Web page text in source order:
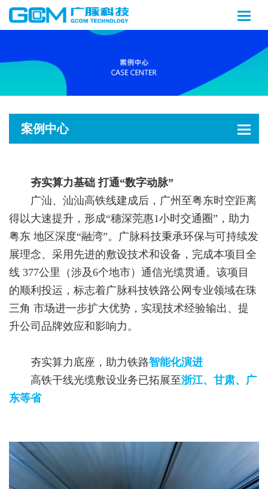
案例中心
夯实算力基础 打通“数字动脉”
广汕、汕汕高铁线建成后，广州至粤东时空距离
得以大速提升，形成“穗深莞惠1小时交通圈”，助力
粤东 地区深度“融湾”。广脉科技秉承环保与可持续发
展理念、采用先进的敷设技术和设备，完成本项目全
线 377公里（涉及6个地市）通信光缆贯通。该项目
的顺利投运，标志着广脉科技铁路公网专业领域在珠
三角 市场进一步扩大优势，实现技术经验输出、提
升公司品牌效应和影响力。
夯实算力底座，助力铁路智能化演进
高铁干线光缆敷设业务已拓展至浙江、甘肃、广
东等省